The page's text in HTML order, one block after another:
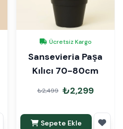
Ücretsiz Kargo
Sansevieria Paşa
Kılıcı 70-80cm
₺2,499 ₺2,299
Sepete Ekle